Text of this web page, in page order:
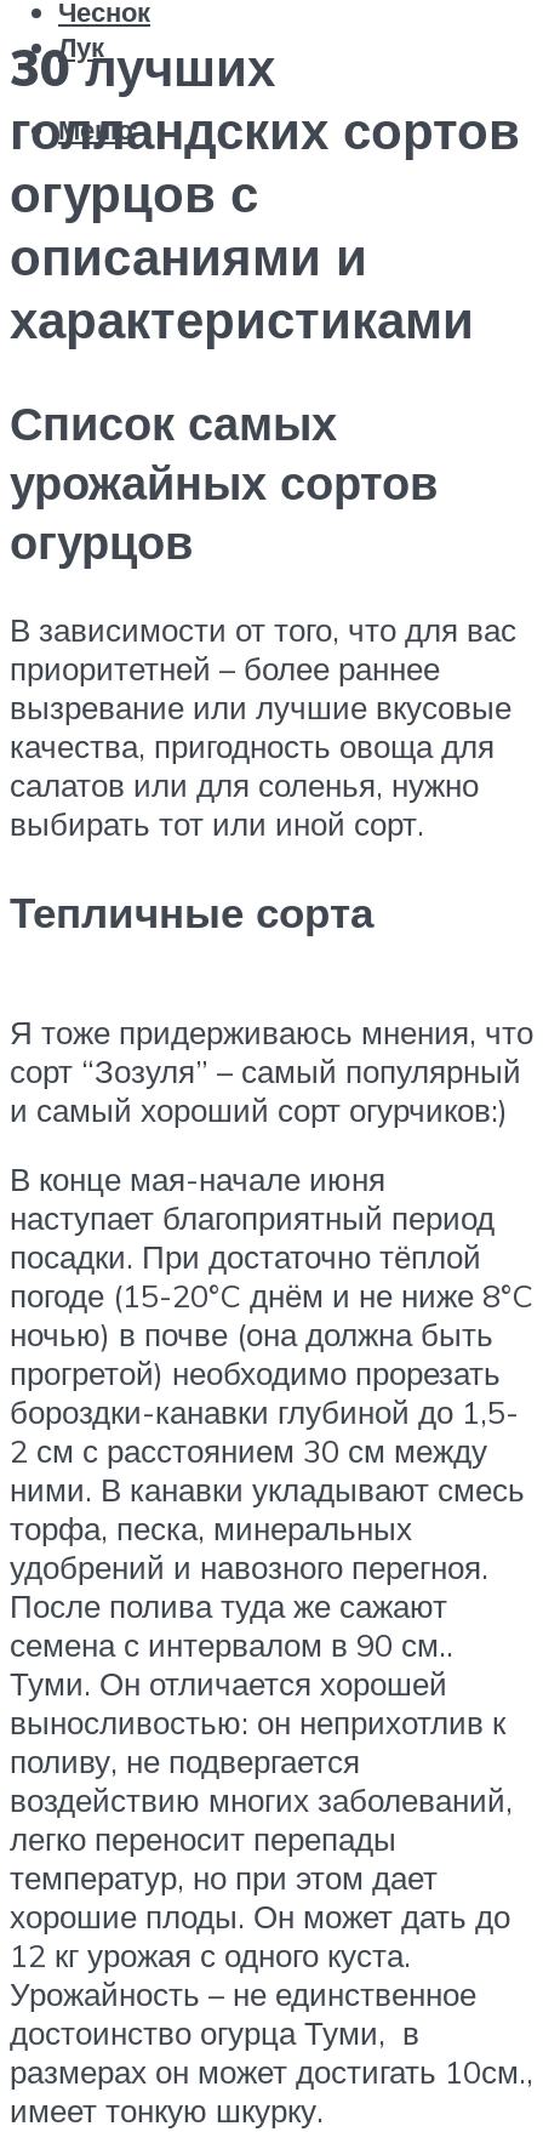
Чеснок
Лук
Меню
30 лучших
голландских сортов
огурцов с
описаниями и
характеристиками
Список самых
урожайных сортов
огурцов
​В зависимости от того, что для вас
приоритетней – более раннее
вызревание или лучшие вкусовые
качества, пригодность овоща для
салатов или для соленья, нужно
выбирать тот или иной сорт.​
Тепличные сорта
​Я тоже придерживаюсь мнения, что
сорт “Зозуля” – самый популярный
и самый хороший сорт огурчиков:)​
​В конце мая-начале июня
наступает благоприятный период
посадки. При достаточно тёплой
погоде (15-20°C днём и не ниже 8°C
ночью) в почве (она должна быть
прогретой) необходимо прорезать
бороздки-канавки глубиной до 1,5-
2 см с расстоянием 30 см между
ними. В канавки укладывают смесь
торфа, песка, минеральных
удобрений и навозного перегноя.
После полива туда же сажают
семена с интервалом в 90 см.​​.​​
Туми. Он отличается хорошей
выносливостью: он неприхотлив к
поливу, не подвергается
воздействию многих заболеваний,
легко переносит перепады
температур, но при этом дает
хорошие плоды. Он может дать до
12 кг урожая с одного куста.
Урожайность – не единственное
достоинство огурца Туми, в
размерах он может достигать 10см.,
имеет тонкую шкурку.​